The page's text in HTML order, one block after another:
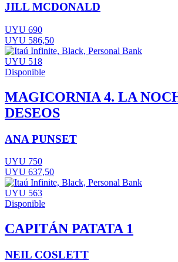
JILL MCDONALD
UYU 690
UYU 586,50
UYU 518
Disponible
MAGICORNIA 4. LA
DESEOS
ANA PUNSET
UYU 750
UYU 637,50
UYU 563
Disponible
CAPITÁN PATATA 1
NEIL COSLETT